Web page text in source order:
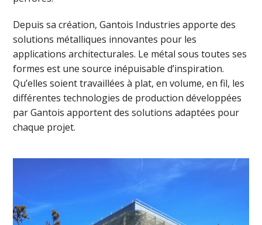
Depuis sa création, Gantois Industries apporte des
solutions métalliques innovantes pour les
applications architecturales. Le métal sous toutes ses
formes est une source inépuisable d’inspiration.
Qu’elles soient travaillées à plat, en volume, en fil, les
différentes technologies de production développées
par Gantois apportent des solutions adaptées pour
chaque projet.